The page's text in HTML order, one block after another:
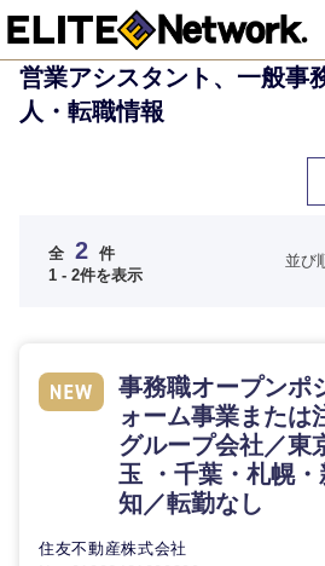
営業アシスタント、一般事
人・転職情報
経営企
画・事業
経営ボー
すべての経
画
事業企画・
経営企画・事業企画
経営ボード
商社・卸
エネルギー・資源・環境
北海道・東北地方
北海道
秋田県
希望年収
推奨年齢
20代
全 2 件
1 - 2件を表示
並び
事務職オープンポ
ォーム事業または
グループ会社／東
玉 ・千葉・札幌
知／転勤なし
住友不動産株式会社